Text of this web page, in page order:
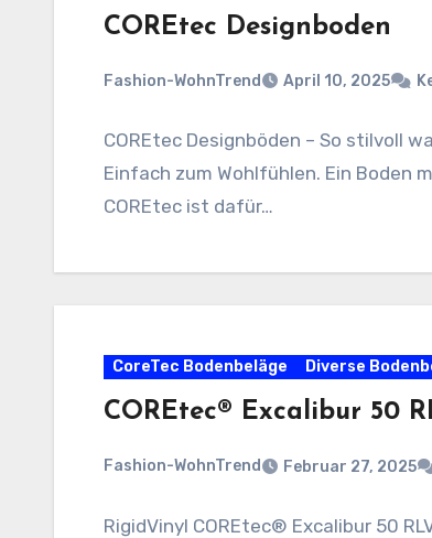
COREtec Designboden
Fashion-WohnTrend April 10, 2025
COREtec Designböden – So stilvoll
Einfach zum Wohlfühlen. Ein Boden
COREtec ist dafür…
CoreTec Bodenbeläge Diverse
COREtec® Excalibur 50
Fashion-WohnTrend Februar 27, 2025
RigidVinyl COREtec® Excalibur 50